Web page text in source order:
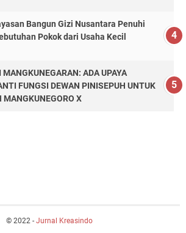
Bangun Gizi Nusantara Penuhi
Pokok dari Usaha Kecil
MANGKUNEGARAN: ADA UPAYA
FUNGSI DEWAN PINISEPUH UNTUK
MANGKUNEGORO X
© 2022 - Jurnal Kreasindo